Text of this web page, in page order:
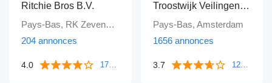
Ritchie Bros B.V.
Pays-Bas, RK Zevenbergen
204 annonces
4.0 172 commentaires
Troostwijk Veilingen B.V.
Pays-Bas, Amsterdam
1656 annonces
3.7 1249 commentaires